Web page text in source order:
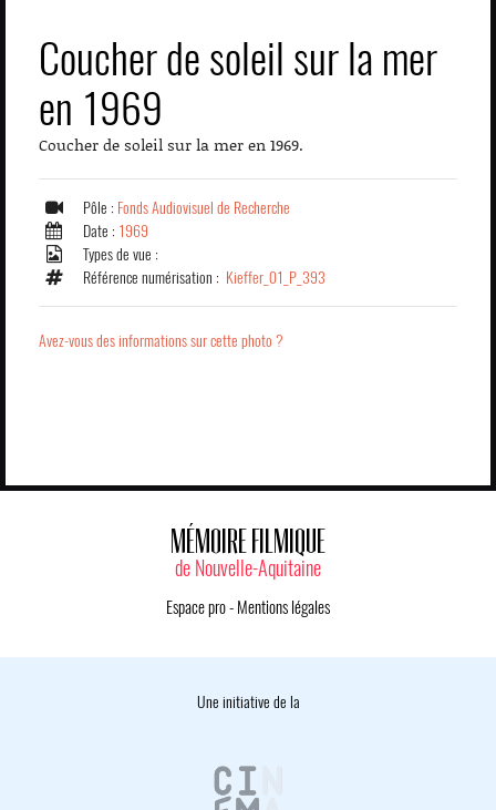
Coucher de soleil sur la mer
en 1969
Coucher de soleil sur la mer en 1969.
Pôle : Fonds Audiovisuel de Recherche
Date : 1969
Types de vue :
Référence numérisation : Kieffer_01_P_393
Avez-vous des informations sur cette photo ?
MÉMOIRE FILMIQUE
de Nouvelle-Aquitaine
Espace pro- Mentions légales
Une initiative de la